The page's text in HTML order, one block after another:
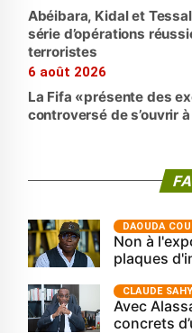
Abéibara, Kidal et
série d’opérations
terroristes
6 août 2026
La Fifa «présente des
controversé de s’ouvrir
‎DAOUDA
Non à
plaques
CLAUDE SAHY
Avec
concrets